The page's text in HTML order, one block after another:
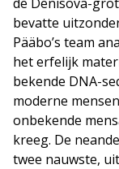
bevatte
Pääbo’s team
het erfelijk
bekende DNA-
moderne
onbekende
kreeg. De
twee nauwste,